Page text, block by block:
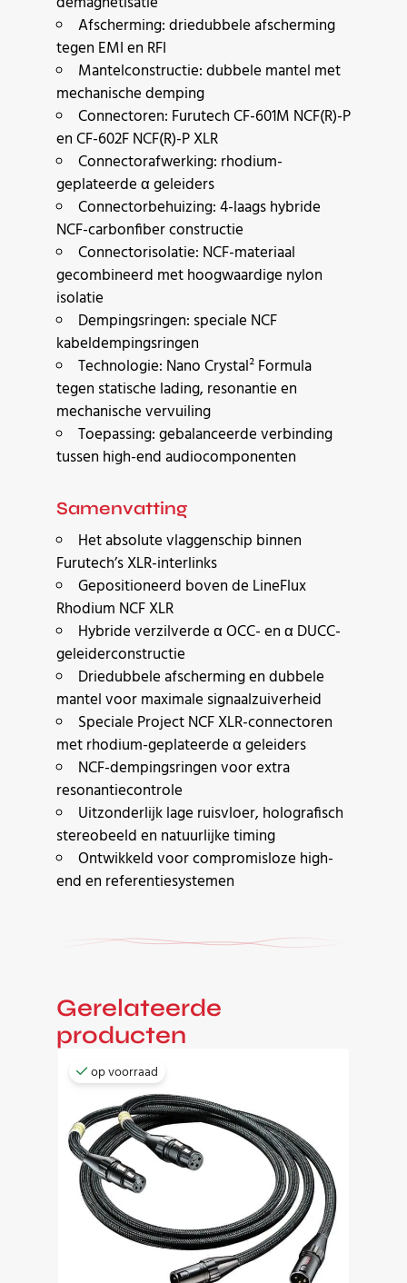
Afscherming: driedubbele afscherming
tegen EMI en RFI
Mantelconstructie: dubbele mantel met
mechanische demping
Connectoren: Furutech CF-601M NCF(R)-P
en CF-602F NCF(R)-P XLR
Connectorafwerking: rhodium-
geplateerde α geleiders
Connectorbehuizing: 4-laags hybride
NCF-carbonfiber constructie
Connectorisolatie: NCF-materiaal
gecombineerd met hoogwaardige nylon
isolatie
Dempingsringen: speciale NCF
kabeldempingsringen
Technologie: Nano Crystal² Formula
tegen statische lading, resonantie en
mechanische vervuiling
Toepassing: gebalanceerde verbinding
tussen high-end audiocomponenten
Samenvatting
Het absolute vlaggenschip binnen
Furutech’s XLR-interlinks
Gepositioneerd boven de LineFlux
Rhodium NCF XLR
Hybride verzilverde α OCC- en α DUCC-
geleiderconstructie
Driedubbele afscherming en dubbele
mantel voor maximale signaalzuiverheid
Speciale Project NCF XLR-connectoren
met rhodium-geplateerde α geleiders
NCF-dempingsringen voor extra
resonantiecontrole
Uitzonderlijk lage ruisvloer, holografisch
stereobeeld en natuurlijke timing
Ontwikkeld voor compromisloze high-
end en referentiesystemen
Gerelateerde
producten
op voorraad